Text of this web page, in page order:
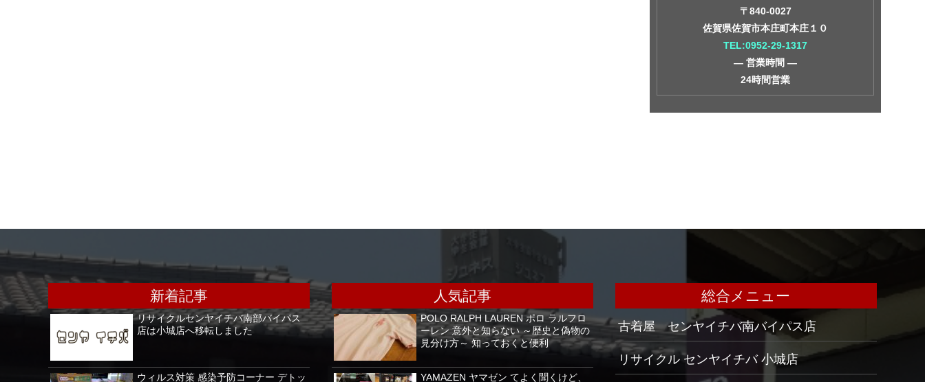
〒840-0027
佐賀県佐賀市本庄町本庄１０
TEL:0952-29-1317
― 営業時間 ―
24時間営業
新着記事
リサイクルセンヤイチバ南部バイパス
店は小城店へ移転しました
ウィルス対策 感染予防コーナー デトッ
人気記事
POLO RALPH LAUREN ポロ ラルフロ
ーレン 意外と知らない ～歴史と偽物の
見分け方～ 知っておくと便利
YAMAZEN ヤマゼン てよく聞くけど、
総合メニュー
古着屋 センヤイチバ南バイパス店
リサイクル センヤイチバ 小城店